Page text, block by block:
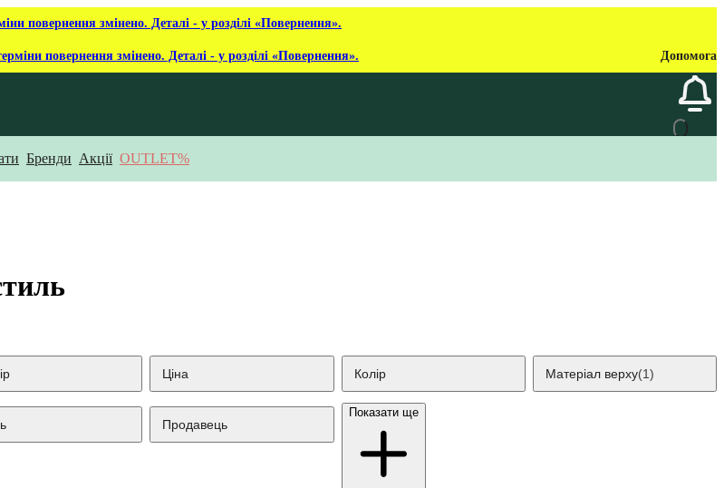
повернення змінено. Деталі - у розділі «Повернення».
повернення змінено. Деталі - у розділі «Повернення». Допомога
Бренди Акції OUTLET%
Ціна Колір Матеріал верху(1)
Продавець
Показати ще